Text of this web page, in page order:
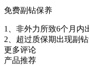
免费副钻保养
1、非外力所致6个月内
2、超过质保期出现副
更多评论
产品推荐